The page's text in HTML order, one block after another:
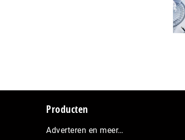
Producten
Adverteren en meer…